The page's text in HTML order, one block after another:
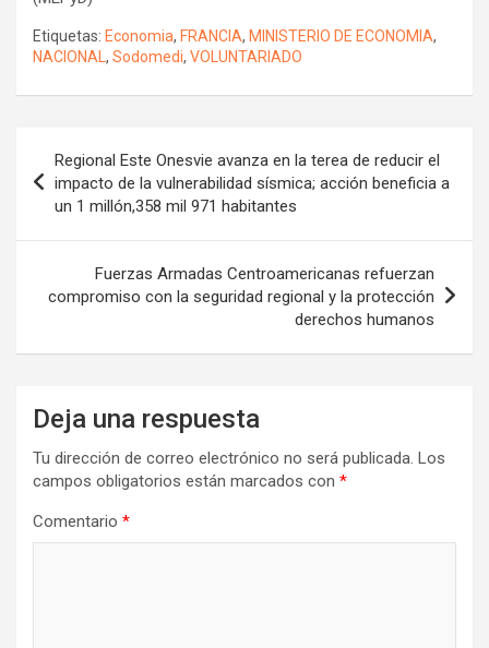
Etiquetas: Economia, FRANCIA, MINISTERIO DE ECONOMIA,
NACIONAL , Sodomedi, VOLUNTARIADO
de
entradas
Regional Este Onesvie avanza en la terea de reducir el
impacto de la vulnerabilidad sísmica; acción beneficia a
un 1 millón,358 mil 971 habitantes
Fuerzas Armadas Centroamericanas refuerzan
compromiso con la seguridad regional y la protección
derechos humanos
Deja una respuesta
Tu dirección de correo electrónico no será publicada. Los
campos obligatorios están marcados con *
Comentario *